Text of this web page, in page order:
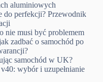
aluminiowych
do perfekcji? Przewodnik
nie musi być problemem
zadbać o samochód po
samochód w UK?
wybór i uzupełnianie